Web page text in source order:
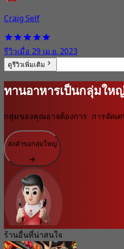
Craig Self
รีวิวเมื่อ 29 เม.ย. 2023
ดูรีวิวเพิ่มเติม
ทานอาหารเป็นกลุ่มให
กลุ่มของคุณอาจต้องการ การจัดเ
ส่งคำขอกลุ่มใหญ่
ร้านอื่นที่น่าสนใจ